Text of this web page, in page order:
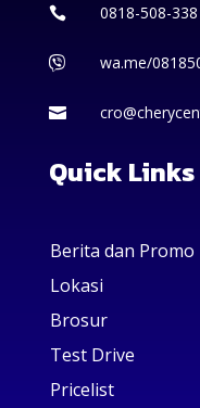
 0818-508-338
 wa.me/

Quick Links
Berita dan Promo
Lokasi
Brosur
Test Drive
Pricelist